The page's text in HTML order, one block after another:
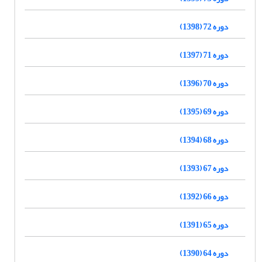
دوره 72 (1398)
دوره 71 (1397)
دوره 70 (1396)
دوره 69 (1395)
دوره 68 (1394)
دوره 67 (1393)
دوره 66 (1392)
دوره 65 (1391)
دوره 64 (1390)